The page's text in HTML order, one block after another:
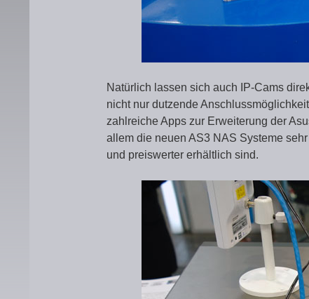
Natürlich lassen sich auch IP-Cams
nicht nur dutzende
zahlreiche Apps zur Erweiterung der
allem die neuen AS3 NAS Systeme
und preiswerter erhältlich sind.